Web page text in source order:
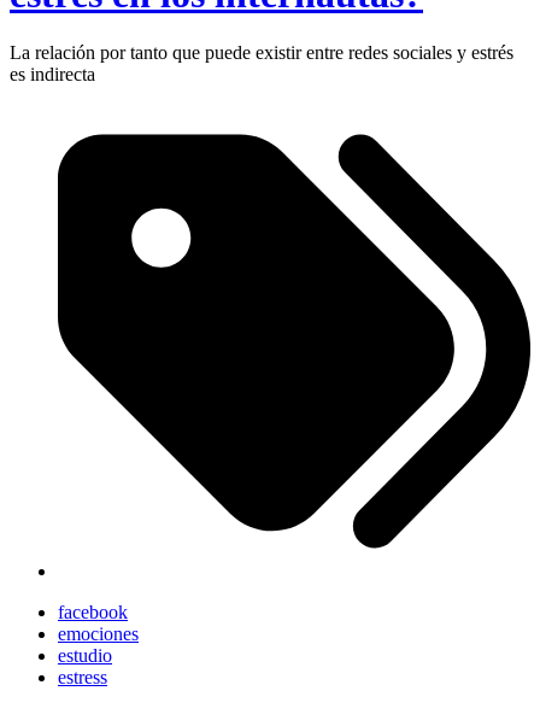
La relación por tanto que puede existir entre redes sociales y estrés
es indirecta
facebook
emociones
estudio
estress